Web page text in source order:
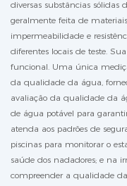
diversas substâncias sólidas
geralmente feita de
impermeabilidade e
diferentes locais de teste.
funcional. Uma única
da qualidade da água,
avaliação da qualidade da
de água potável para
atenda aos padrões de
piscinas para monitorar o
saúde dos nadadores; e na
compreender a qualidade